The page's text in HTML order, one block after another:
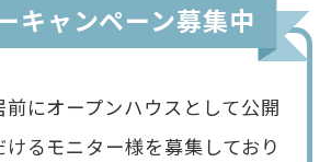
キャンペーン募集中
にオープンハウスとして公開
るモニター様を募集しており